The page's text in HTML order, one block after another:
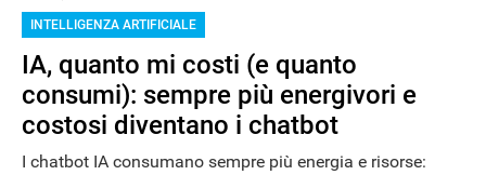
INTELLIGENZA ARTIFICIALE
IA, quanto mi costi (e quanto
consumi): sempre più energivori e
costosi diventano i chatbot
I chatbot IA consumano sempre più energia e risorse: